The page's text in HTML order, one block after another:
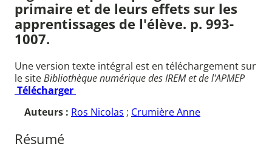
primaire et de leurs effets sur les
apprentissages de l'élève. p. 993-
1007.
Une version texte intégral est en téléchargement sur
le siteBibliothèque numérique des IREM et de l'APMEP
Télécharger
Auteurs : Ros Nicolas ; Crumière Anne
Résumé